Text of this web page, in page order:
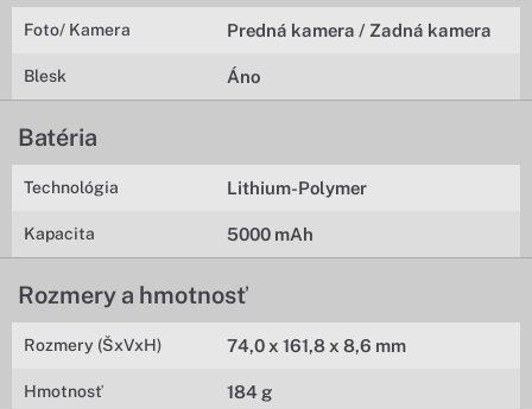
Foto/ Kamera Predná kamera / Zadná kamera
Blesk Áno
Batéria
Technológia Lithium-Polymer
Kapacita 5000 mAh
Rozmery a hmotnosť
Rozmery (ŠxVxH) 74,0 x 161,8 x 8,6 mm
Hmotnosť 184 g